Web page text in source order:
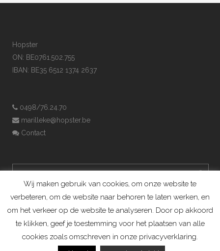
Hopster
ON: BE0761.502.755
IBAN: BE35 6512 1374 2637
0498/76.24.70
marilleke@hopster.be
Contact
Konijnenadviesbureau Hopster ©2019
Wij maken gebruik van cookies, om onze website te
verbeteren, om de website naar behoren te laten werken, en
om het verkeer op de website te analyseren. Door op akkoord
te klikken, geef je toestemming voor het plaatsen van alle
cookies zoals omschreven in onze privacyverklaring.